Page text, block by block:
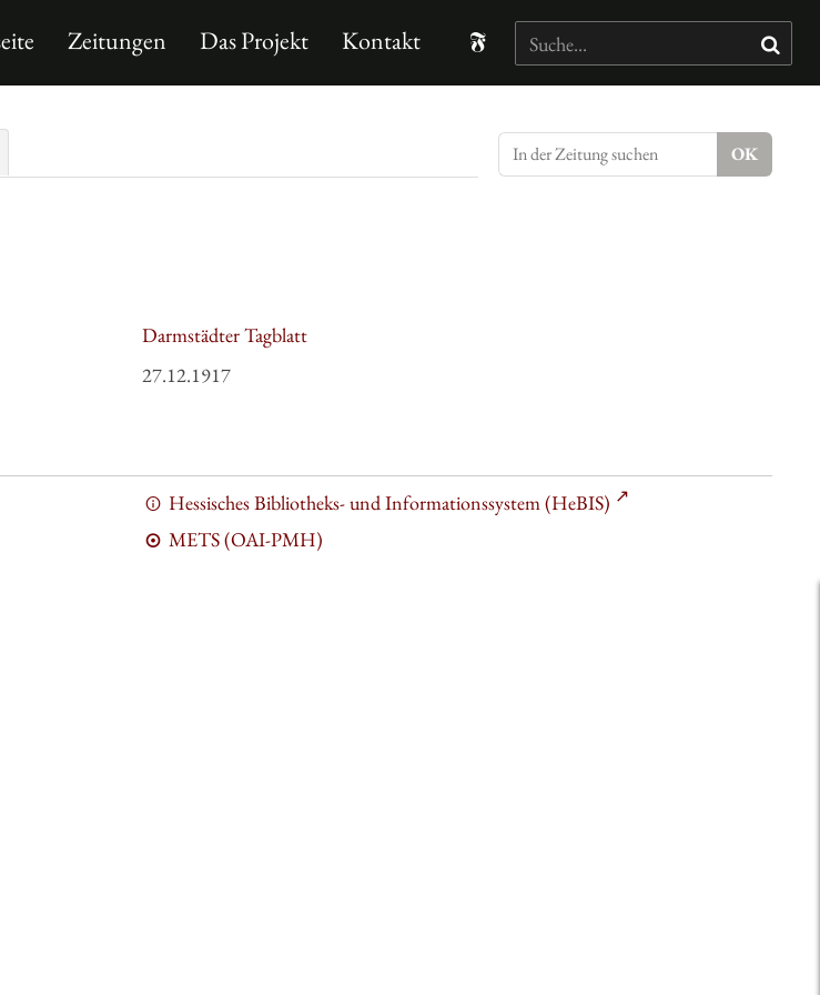
Zeitungen Das Projekt Kontakt
Darmstädter Tagblatt
27.12.1917
Hessisches Bibliotheks- und Informationssystem (HeBIS)
METS (OAI-PMH)